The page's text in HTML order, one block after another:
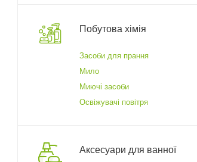
Побутова хімія
Засоби для прання
Мило
Миючі засоби
Освіжувачі повітря
Аксесуари для ванної